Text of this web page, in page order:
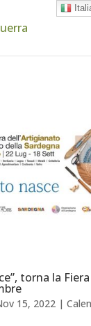
torna la
15, 2022|